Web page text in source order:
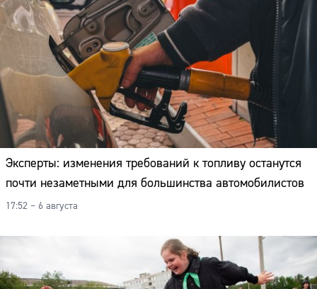
Эксперты: изменения требований к топливу останутся
почти незаметными для большинства автомобилистов
17:52 – 6 августа